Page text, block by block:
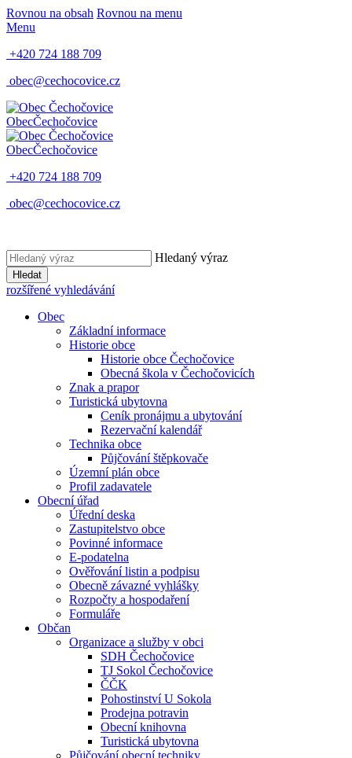
Rovnou na obsah Rovnou na menu
Menu
+420 724 188 709
obec@cechocovice.cz
ObecČechočovice
ObecČechočovice
+420 724 188 709
obec@cechocovice.cz
Hledaný výraz
Hledat
rozšířené vyhledávání
Obec
Základní informace
Historie obce
Historie obce Čechočovice
Obecná škola v Čechočovicích
Znak a prapor
Turistická ubytovna
Ceník pronájmu a ubytování
Rezervační kalendář
Technika obce
Půjčování štěpkovače
Územní plán obce
Profil zadavatele
Obecní úřad
Úřední deska
Zastupitelstvo obce
Povinné informace
E-podatelna
Ověřování listin a podpisu
Obecně závazné vyhlášky
Rozpočty a hospodaření
Formuláře
Občan
Organizace a služby v obci
SDH Čechočovice
TJ Sokol Čechočovice
ČČK
Pohostinství U Sokola
Prodejna potravin
Obecní knihovna
Turistická ubytovna
Půjčování obecní techniky